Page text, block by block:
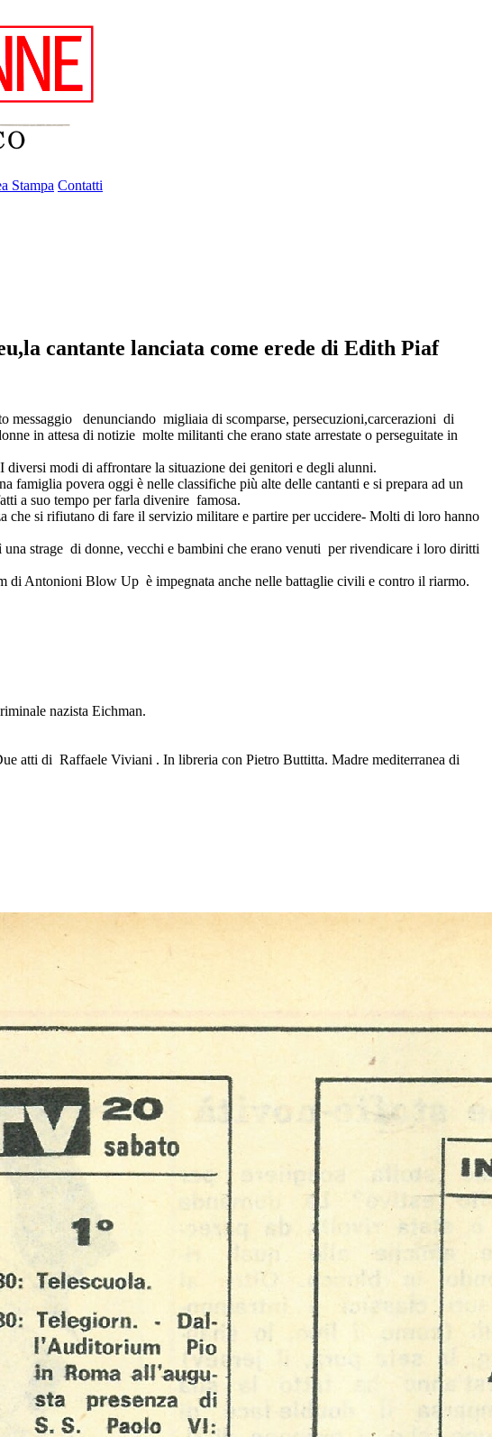
Stampa Contatti
cantante lanciata come erede di Edith Piaf
messaggio denunciando migliaia di scomparse, persecuzioni,carcerazioni di
in attesa di notizie molte militanti che erano state arrestate o perseguitate in
modi di affrontare la situazione dei genitori e degli alunni.
povera oggi è nelle classifiche più alte delle cantanti e si prepara ad un
a suo tempo per farla divenire famosa.
si rifiutano di fare il servizio militare e partire per uccidere- Molti di loro hanno
strage di donne, vecchi e bambini che erano venuti per rivendicare i loro diritti
di Antonioni Blow Up è impegnata anche nelle battaglie civili e contro il riarmo.
nazista Eichman.
atti di Raffaele Viviani . In libreria con Pietro Buttitta. Madre mediterranea di